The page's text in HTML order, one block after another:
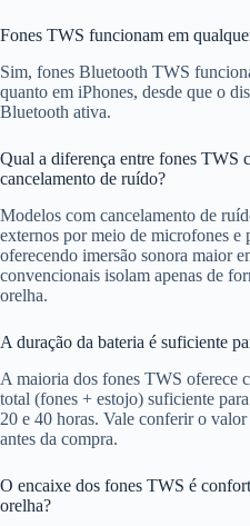
Fones TWS funcionam em
Sim, fones Bluetooth TWS
quanto em iPhones, desde que o
Bluetooth ativa.
Qual a diferença entre fones TWS
cancelamento de ruído?
Modelos com cancelamento de
externos por meio de microfones e
oferecendo imersão sonora maior
convencionais isolam apenas de
orelha.
A duração da bateria é suficiente
A maioria dos fones TWS oferece
total (fones + estojo) suficiente
20 e 40 horas. Vale conferir o
antes da compra.
O encaixe dos fones TWS é
orelha?